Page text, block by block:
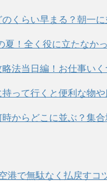
くらい早まる？朝一に
夏！全く役に立たなか
法当日編！お仕事い
って行くと便利な物
からどこに並ぶ？集
港で無駄なく払戻すコ